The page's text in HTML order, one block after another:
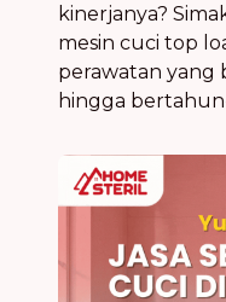
kinerjanya?
mesin cuci top
perawatan yang
hingga